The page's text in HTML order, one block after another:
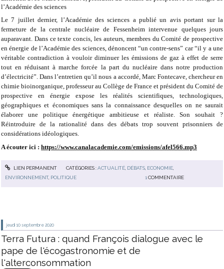
l’Académie des sciences
Le 7 juillet dernier, l’Académie des sciences a publié un avis portant sur la
fermeture de la centrale nucléaire de Fessenheim intervenue quelques jours
auparavant. Dans ce texte concis, les auteurs, membres du Comité de prospective
en énergie de l’Académie des sciences, dénoncent “un contre-sens” car “il y a une
véritable contradiction à vouloir diminuer les émissions de gaz à effet de serre
tout en réduisant à marche forcée la part du nucléaire dans notre production
d’électricité”. Dans l’entretien qu’il nous a accordé, Marc Fontecave, chercheur en
chimie bioinorganique, professeur au Collège de France et président du Comité de
prospective en énergie expose les réalités scientifiques, technologiques,
géographiques et économiques sans la connaissance desquelles on ne saurait
élaborer une politique énergétique ambitieuse et réaliste. Son souhait ?
Réintroduire de la rationalité dans des débats trop souvent prisonniers de
considérations idéologiques.
A écouter ici : https://www.canalacademie.com/emissions/afel566.mp3
LIEN PERMANENT CATÉGORIES :ACTUALITÉ, DÉBATS, ECONOMIE,
ENVIRONNEMENT, POLITIQUE 1 COMMENTAIRE
jeudi 10 septembre 2020
Terra Futura : quand François dialogue avec le
pape de l'écogastronomie et de
l'alterconsommation